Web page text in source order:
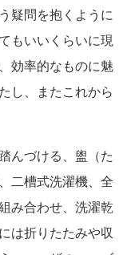
疑問を抱くように
もいいくらいに現
効率的なものに魅
し、またこれから
んづける、盥（た
二槽式洗濯機、全
み合わせ、洗濯乾
は折りたたみや収